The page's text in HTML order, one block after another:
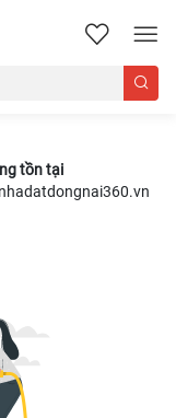
nhadatdongnai360.vn
tồn tại